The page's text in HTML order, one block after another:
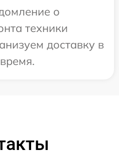
о
техники
доставку в